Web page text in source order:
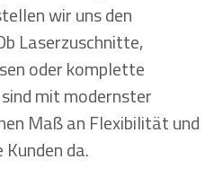
wir uns den
Laserzuschnitte,
oder komplette
mit modernster
Maß an Flexibilität und
da.